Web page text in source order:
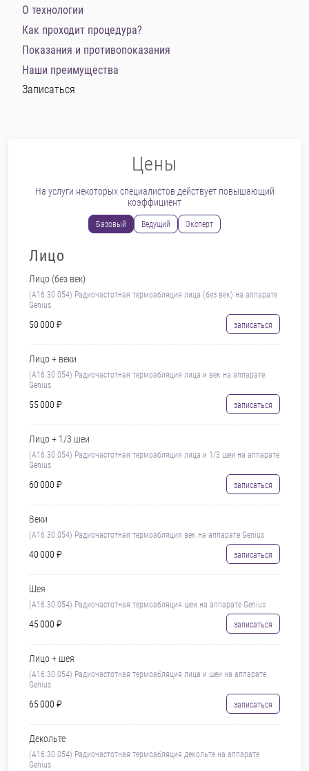
О технологии
Как проходит процедура?
Показания и противопоказания
Наши преимущества
Записаться
Цены
На услуги некоторых специалистов действует повышающий
коэффициент
Базовый Ведущий Эксперт
Лицо
Лицо (без век)
(A16.30.054) Радиочастотная термоабляция лица (без век) на аппарате
Genius
50 000 ₽ записаться
Лицо + веки
(A16.30.054) Радиочастотная термоабляция лица и век на аппарате
Genius
55 000 ₽ записаться
Лицо + 1/3 шеи
(A16.30.054) Радиочастотная термоабляция лица и 1/3 шеи на аппарате
Genius
60 000 ₽ записаться
Веки
(A16.30.054) Радиочастотная термоабляция век на аппарате Genius
40 000 ₽ записаться
Шея
(A16.30.054) Радиочастотная термоабляция шеи на аппарате Genius
45 000 ₽ записаться
Лицо + шея
(A16.30.054) Радиочастотная термоабляция лица и шеи на аппарате
Genius
65 000 ₽ записаться
Декольте
(A16.30.054) Радиочастотная термоабляция декольте на аппарате
Genius